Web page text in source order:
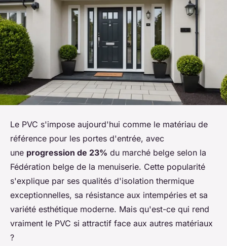
Le PVC s'impose aujourd'hui comme le matériau de
référence pour les portes d'entrée, avec
une progression de 23% du marché belge selon la
Fédération belge de la menuiserie. Cette popularité
s'explique par ses qualités d'isolation thermique
exceptionnelles, sa résistance aux intempéries et sa
variété esthétique moderne. Mais qu'est-ce qui rend
vraiment le PVC si attractif face aux autres matériaux
?